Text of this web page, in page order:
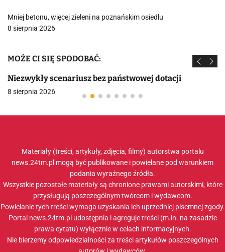
Mniej betonu, więcej zieleni na poznańskim osiedlu
8 sierpnia 2026
MOŻE CI SIĘ SPODOBAĆ:
Niezwykły scenariusz bez państwowej dotacji
8 sierpnia 2026
Materiały (treści, artykuły, zdjęcia, filmy) autorstwa portalu
news.24tm.pl mogą być publikowane i powielane pod warunkiem
podania wyraźnego źródła.
Wszystkie pozostałe materiały są chronione prawami autorskimi, które
przysługują poszczególnym twórcom i wydawcom.
Powielanie tych treści wymaga uzyskania ich uprzedniej pisemnej zgody.
Portal news.24tm.pl udostępnia i agreguje treści (m.in. na zasadzie
prawa cytatu) wyłącznie w celach informacyjnych.
Nie bierzemy odpowiedzialności za treści artykułów poszczególnych